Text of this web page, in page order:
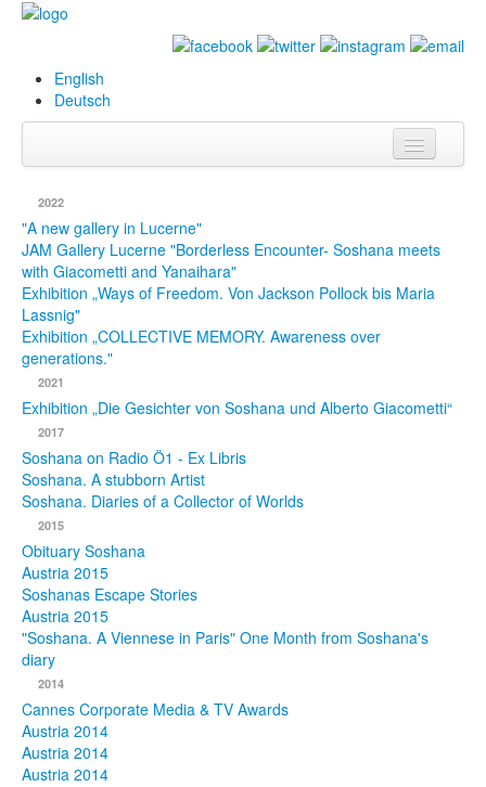
English
Deutsch
Biography
Paintings
Projects
Press
Museums
2022
"A new gallery in Lucerne"
JAM Gallery Lucerne "Borderless Encounter- Soshana meets
with Giacometti and Yanaihara"
Exhibition „Ways of Freedom. Von Jackson Pollock bis Maria
Lassnig"
Exhibition „COLLECTIVE MEMORY. Awareness over
generations."
2021
Exhibition „Die Gesichter von Soshana und Alberto Giacometti“
2017
Soshana on Radio Ö1 - Ex Libris
Soshana. A stubborn Artist
Soshana. Diaries of a Collector of Worlds
2015
Obituary Soshana
Austria 2015
Soshanas Escape Stories
Austria 2015
"Soshana. A Viennese in Paris" One Month from Soshana's
diary
2014
Cannes Corporate Media & TV Awards
Austria 2014
Austria 2014
Austria 2014